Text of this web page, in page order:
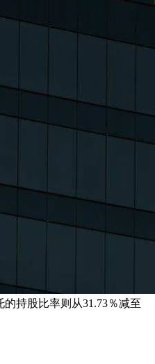
持股比率则从31.73％减至